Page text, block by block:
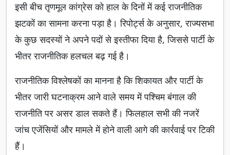
इसी बीच तृणमूल कांग्रेस को हाल के दिनों में कई राजनीतिक
झटकों का सामना करना पड़ा है। रिपोर्ट्स के अनुसार, राज्यसभा
के कुछ सदस्यों ने अपने पदों से इस्तीफा दिया है, जिससे पार्टी के
भीतर राजनीतिक हलचल बढ़ गई है।
राजनीतिक विश्लेषकों का मानना है कि शिकायत और पार्टी के
भीतर जारी घटनाक्रम आने वाले समय में पश्चिम बंगाल की
राजनीति पर असर डाल सकते हैं। फिलहाल सभी की नजरें
जांच एजेंसियों और मामले में होने वाली आगे की कार्रवाई पर टिकी
हैं।